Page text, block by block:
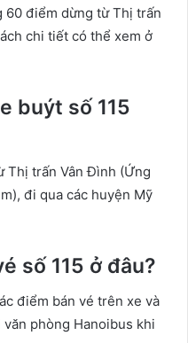
60 điểm dừng từ Thị trấn
chi tiết có thể xem ở
buýt số 115
Thị trấn Vân Đình (Ứng
đi qua các huyện Mỹ
số 115 ở đâu?
điểm bán vé trên xe và
phòng Hanoibus khi